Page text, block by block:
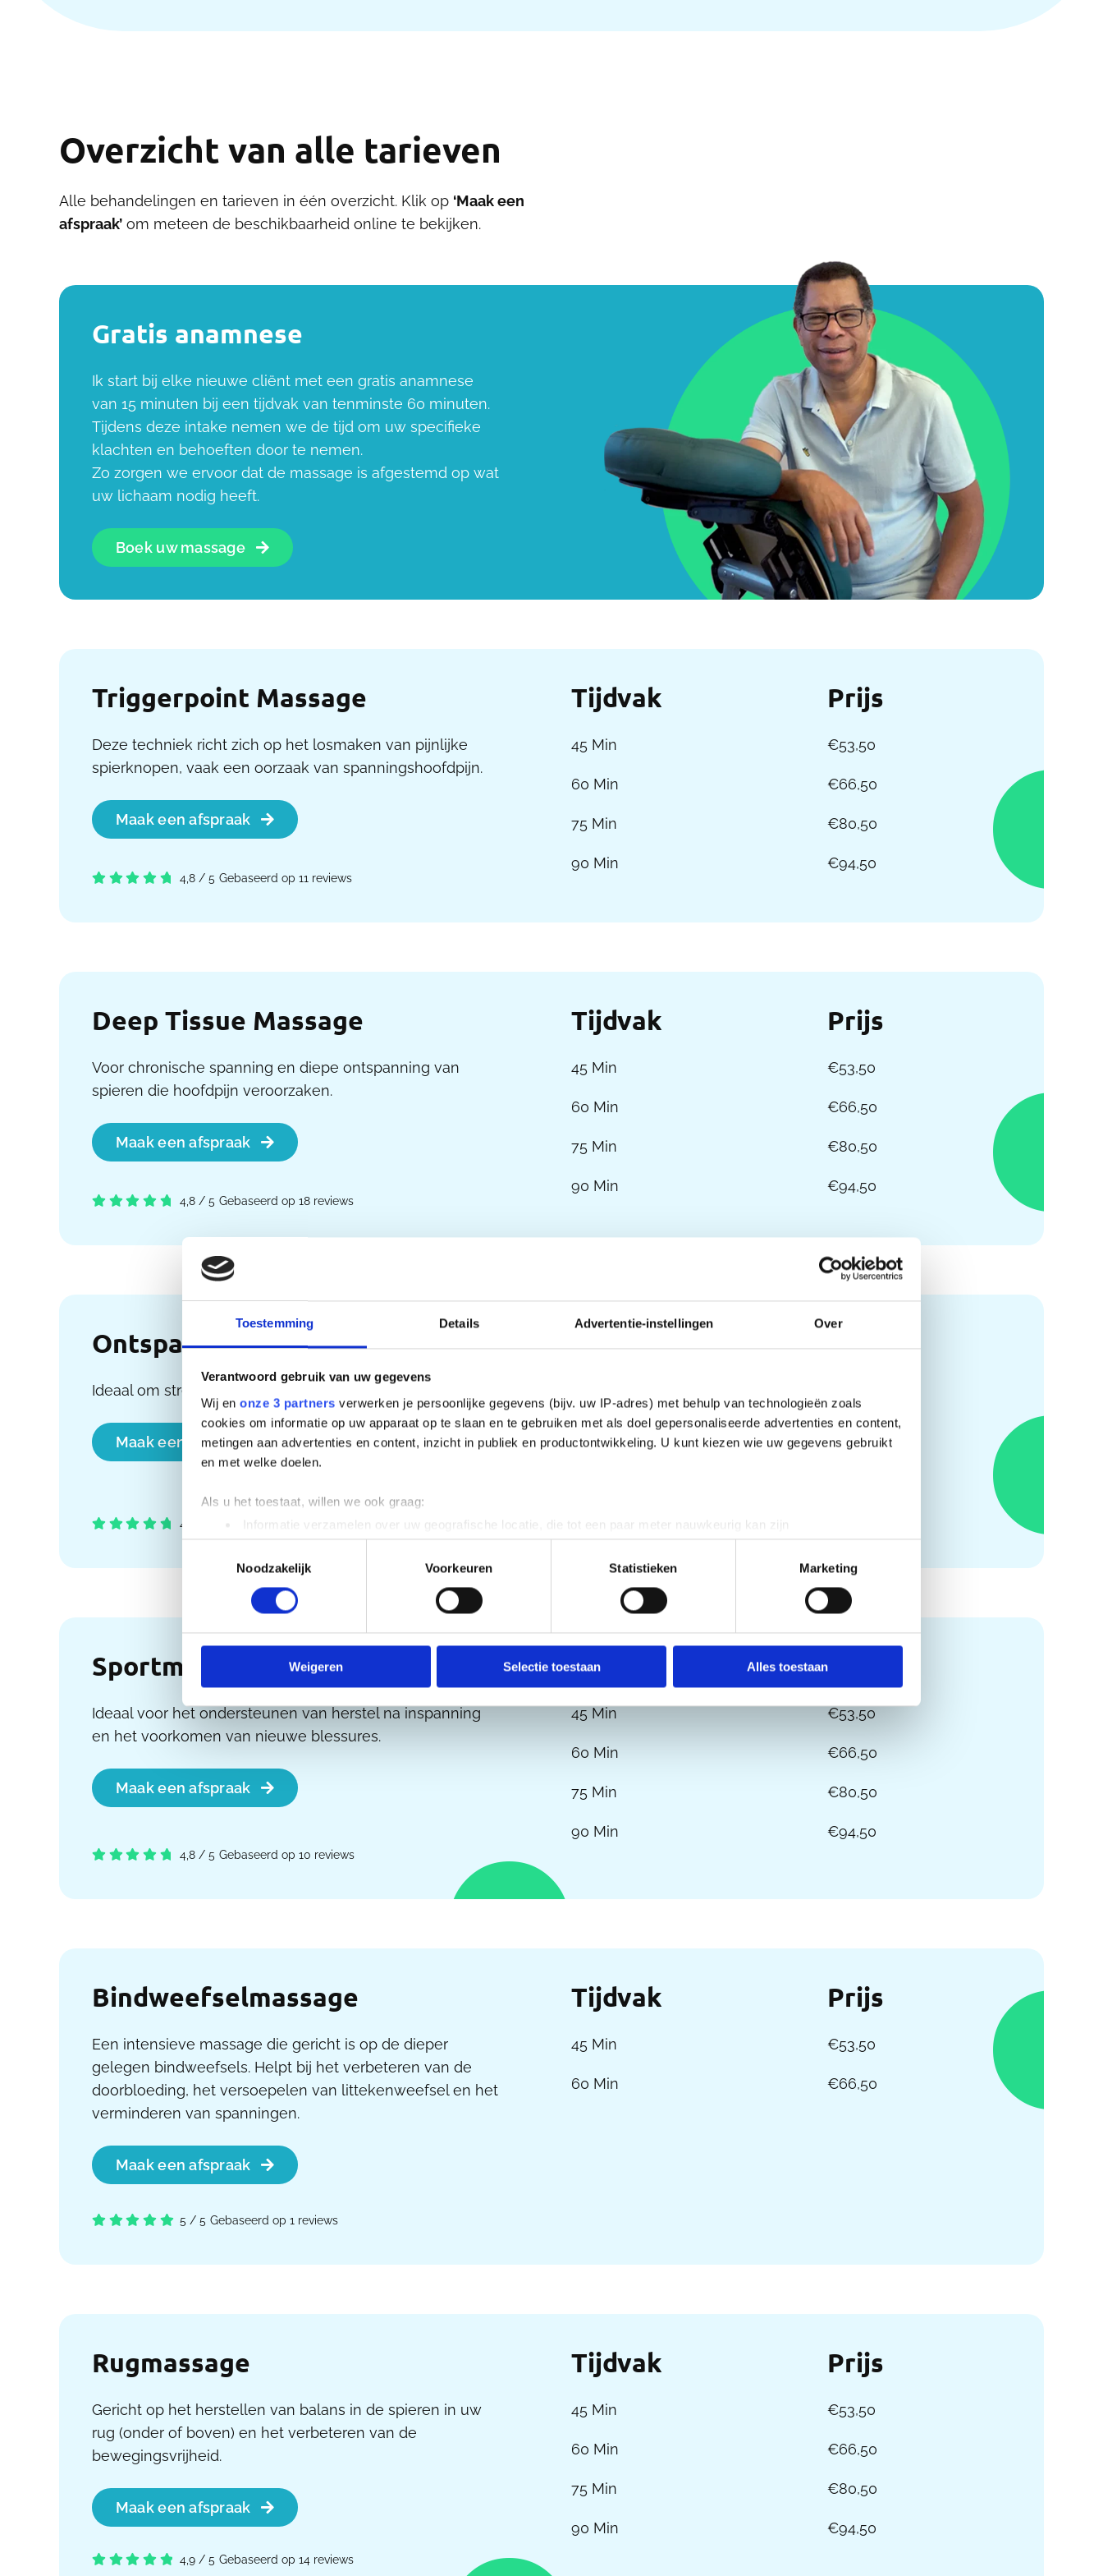
Toestemming Details Advertentie-instellingen Over
Verantwoord gebruik van uw gegevens
Wij en onze 3 partners verwerken je persoonlijke gegevens (bijv. uw IP-adres) met behulp van technologieën zoals
cookies om informatie op uw apparaat op te slaan en te gebruiken met als doel gepersonaliseerde advertenties en content,
metingen aan advertenties en content, inzicht in publiek en productontwikkeling. U kunt kiezen wie uw gegevens gebruikt
en met welke doelen.
Als u het toestaat, willen we ook graag:
Informatie verzamelen over uw geografische locatie, die tot een paar meter nauwkeurig kan zijn
Uw apparaat identificeren door het actief te scannen op specifieke eigenschappen (fingerprinting)
Lees meer over hoe uw persoonlijke gegevens worden verwerkt en stel uw voorkeuren in het
detailgedeeltein. U kunt uw
toestemming op elk moment wijzigen of intrekken in de Cookieverklaring.
websiteverkeer te analyseren. Ook delen we informatie over uw gebruik van onze site met onze partners voor social
media, adverteren en analyse. Deze partners kunnen deze gegevens combineren met andere informatie die u aan ze heeft
verstrekt of die ze hebben verzameld op basis van uw gebruik van hun services.
Noodzakelijk
Voorkeuren Statistieken Marketing
Weigeren Selectie toestaan Alles toestaan
Overzicht van alle tarieven
Alle behandelingen en tarieven in één overzicht. Klik op ‘Maak een
afspraak’om meteen de beschikbaarheid online te bekijken.
Gratis anamnese
Ik start bij elke nieuwe cliënt met een gratis anamnese
van 15 minuten bij een tijdvak van tenminste 60 minuten.
Tijdens deze intake nemen we de tijd om uw specifieke
klachten en behoeften door te nemen.
Zo zorgen we ervoor dat de massage is afgestemd op wat
uw lichaam nodig heeft.
Boek uw massage
Triggerpoint Massage
Deze techniek richt zich op het losmaken van pijnlijke
spierknopen, vaak een oorzaak van spanningshoofdpijn.
Maak een afspraak
Tijdvak
45 Min
60 Min
75 Min
90 Min
Prijs
€53,50
€66,50
€80,50
€94,50
4,8 /5 Gebaseerd op 11 reviews
Deep Tissue Massage
Voor chronische spanning en diepe ontspanning van
spieren die hoofdpijn veroorzaken.
Maak een afspraak
Tijdvak
45 Min
60 Min
75 Min
90 Min
Prijs
€53,50
€66,50
€80,50
€94,50
4,8 /5 Gebaseerd op 18 reviews
Ontspanningsmassage
Ideaal om stress los te laten en tot rust te komen.
Maak een afspraak
Tijdvak
60 Min
Prijs
€66,50
4,8 Gebaseerd op 4 reviews
Sportmassage
Ideaal voor het ondersteunen van herstel na inspanning
en het voorkomen van nieuwe blessures.
Maak een afspraak
Tijdvak
45 Min
60 Min
75 Min
90 Min
Prijs
€53,50
€66,50
€80,50
€94,50
4,8 /5 Gebaseerd op 10 reviews
Bindweefselmassage
Een intensieve massage die gericht is op de dieper
gelegen bindweefsels. Helpt bij het verbeteren van de
doorbloeding, het versoepelen van littekenweefsel en het
verminderen van spanningen.
Maak een afspraak
Tijdvak
45 Min
60 Min
Prijs
€53,50
€66,50
5 /5 Gebaseerd op 1 reviews
Rugmassage
Gericht op het herstellen van balans in de spieren in uw
rug (onder of boven) en het verbeteren van de
bewegingsvrijheid.
Maak een afspraak
Tijdvak
45 Min
60 Min
75 Min
90 Min
Prijs
€53,50
€66,50
€80,50
€94,50
4,9 /5 Gebaseerd op 14 reviews